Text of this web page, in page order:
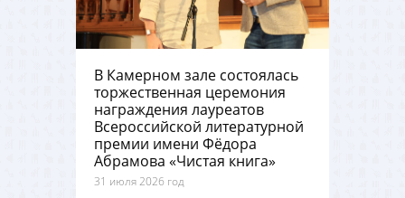
В Камерном зале состоялась
торжественная церемония
награждения лауреатов
Всероссийской литературной
премии имени Фёдора
Абрамова «Чистая книга»
31 июля 2026 год